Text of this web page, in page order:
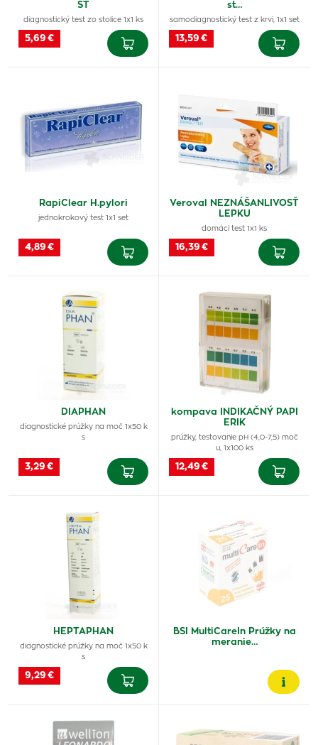
ST
diagnostický test zo stolice 1x1 ks
5,69 €
st…
samodiagnostický test z krvi, 1x1 set
13,59 €
RapiClear H.pylori
jednokrokový test 1x1 set
4,89 €
Veroval NEZNÁŠANLIVOSŤ
LEPKU
domáci test 1x1 ks
16,39 €
DIAPHAN
diagnostické prúžky na moč 1x50 k
s
3,29 €
kompava INDIKAČNÝ PAPI
ERIK
prúžky, testovanie pH (4,0-7,5) moč
u, 1x100 ks
12,49 €
HEPTAPHAN
diagnostické prúžky na moč 1x50 k
s
9,29 €
BSI MultiCareIn Prúžky na
meranie…